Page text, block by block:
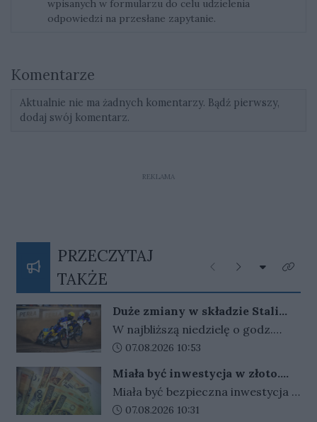
wpisanych w formularzu do celu udzielenia
odpowiedzi na przesłane zapytanie.
Komentarze
Aktualnie nie ma żadnych komentarzy. Bądź pierwszy,
dodaj swój komentarz.
REKLAMA
PRZECZYTAJ
TAKŻE
Poprzednie
Następne
Rozwiń
Kliknij
Duże zmiany w składzie Stali
Gorzów. Tak pojadą z
Włókniarzem Częstochowa
W najbliższą niedzielę o godz.
17:00 Gezet Stal Gorzów zmierzy
Plast Włókniarzem Częstochowa.
Spotkanie zostanie rozegrane w
ramach 12. rundy PGE Ekstraligi.
Data dodania artykułu:
07.08.2026 10:53
Miała być inwestycja w złoto.
Senior z Gorzowa stracił
oszczędności
Miała być bezpieczna inwestycja i
szybki zysk. Zamiast tego były
Data dodania artykułu:
07.08.2026 10:31